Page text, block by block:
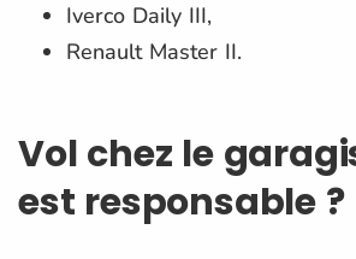
Iverco Daily III,
Renault Master II.
Vol chez le
est responsable ?